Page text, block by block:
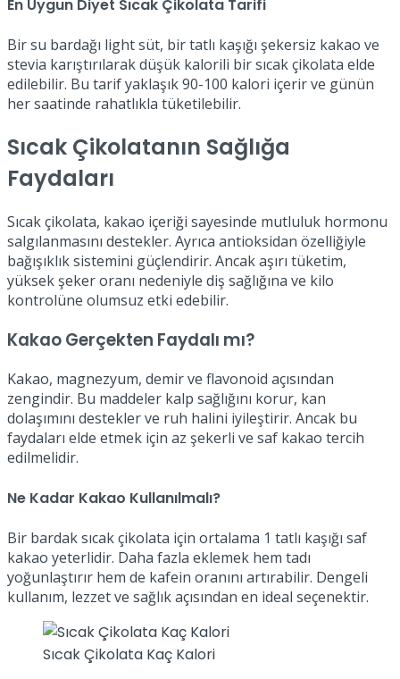
En Uygun Diyet Sıcak Çikolata Tarifi
Bir su bardağı light süt, bir tatlı kaşığı şekersiz kakao ve
stevia karıştırılarak düşük kalorili bir sıcak çikolata elde
edilebilir. Bu tarif yaklaşık 90-100 kalori içerir ve günün
her saatinde rahatlıkla tüketilebilir.
Sıcak Çikolatanın Sağlığa
Faydaları
Sıcak çikolata, kakao içeriği sayesinde mutluluk hormonu
salgılanmasını destekler. Ayrıca antioksidan özelliğiyle
bağışıklık sistemini güçlendirir. Ancak aşırı tüketim,
yüksek şeker oranı nedeniyle diş sağlığına ve kilo
kontrolüne olumsuz etki edebilir.
Kakao Gerçekten Faydalı mı?
Kakao, magnezyum, demir ve flavonoid açısından
zengindir. Bu maddeler kalp sağlığını korur, kan
dolaşımını destekler ve ruh halini iyileştirir. Ancak bu
faydaları elde etmek için az şekerli ve saf kakao tercih
edilmelidir.
Ne Kadar Kakao Kullanılmalı?
Bir bardak sıcak çikolata için ortalama 1 tatlı kaşığı saf
kakao yeterlidir. Daha fazla eklemek hem tadı
yoğunlaştırır hem de kafein oranını artırabilir. Dengeli
kullanım, lezzet ve sağlık açısından en ideal seçenektir.
Sıcak Çikolata Kaç Kalori